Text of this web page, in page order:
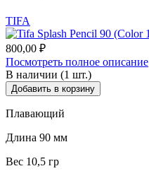
TIFA
800,00 ₽
Посмотреть полное описание
В наличии (1 шт.)
Добавить в корзину
Плавающий
Длина 90 мм
Вес 10,5 гр